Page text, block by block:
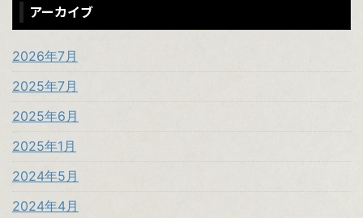
アーカイブ
2026年7月
2025年7月
2025年6月
2025年1月
2024年5月
2024年4月